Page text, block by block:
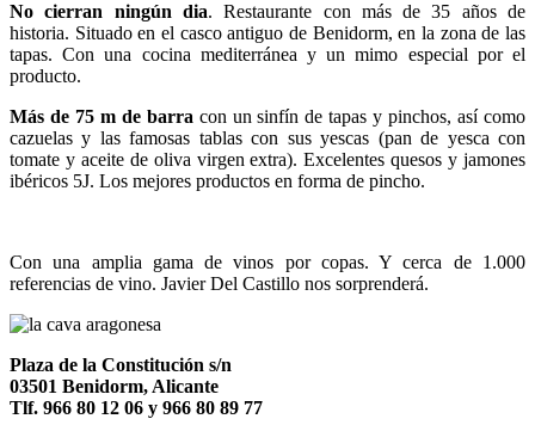
No cierran ningún dia. Restaurante con más de 35 años de
historia. Situado en el casco antiguo de Benidorm, en la zona de las
tapas. Con una cocina mediterránea y un mimo especial por el
producto.
Más de 75 m de barra con un sinfín de tapas y pinchos, así como
cazuelas y las famosas tablas con sus yescas (pan de yesca con
tomate y aceite de oliva virgen extra). Excelentes quesos y jamones
ibéricos 5J. Los mejores productos en forma de pincho.
Con una amplia gama de vinos por copas. Y cerca de 1.000
referencias de vino. Javier Del Castillo nos sorprenderá.
Plaza de la Constitución s/n
03501 Benidorm, Alicante
Tlf. 966 80 12 06 y 966 80 89 77